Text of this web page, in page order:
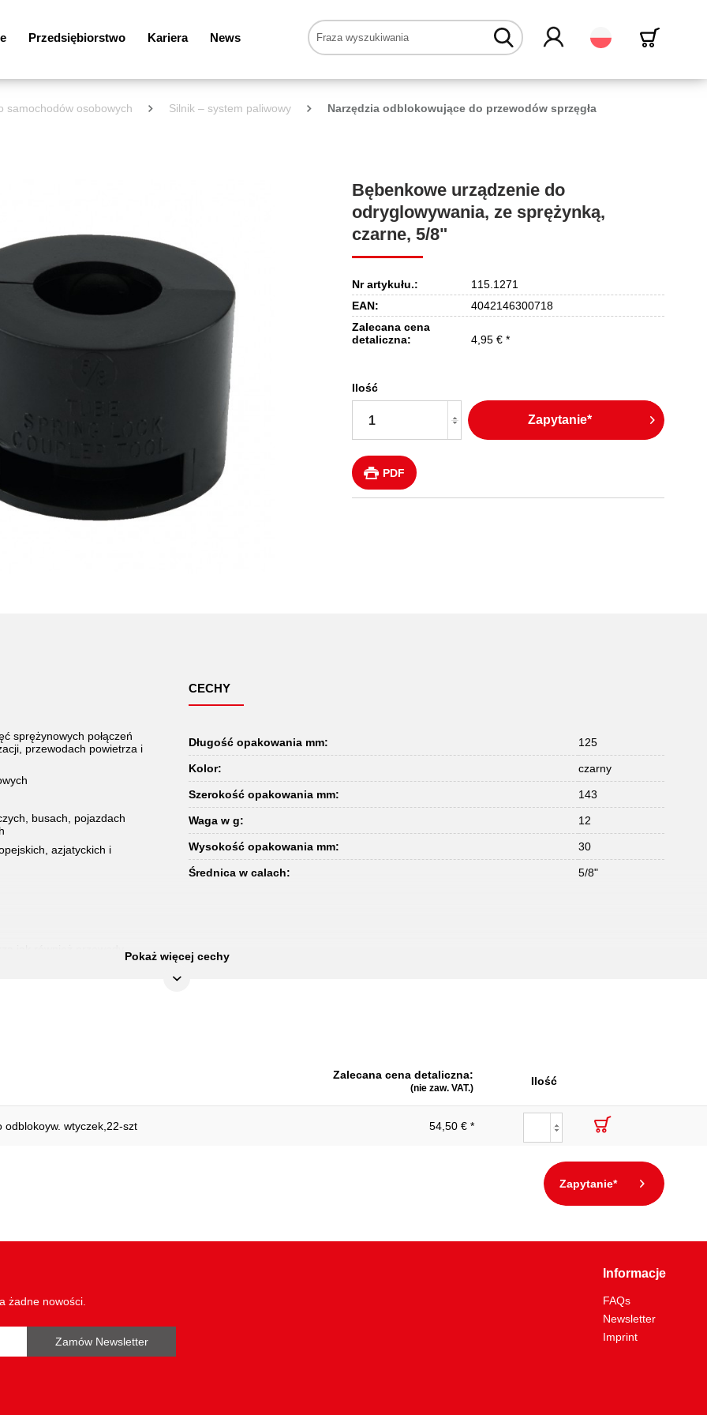
Przedsiębiorstwo Kariera News Polski
samochodów osobowych Silnik – system paliwowy Narzędzia odblokowujące do przewodów sprzęgła
Bębenkowe urządzenie do
odryglowywania, ze sprężynką,
czarne, 5/8"
Nr artykułu.:
115.1271
EAN:
4042146300718
Zalecana cena
detaliczna:
4,95 € *
Ilość
Zapytanie*
PDF
sprężynowych połączeń
przewodach powietrza i
busach, pojazdach
azjatyckich i
CECHY
Długość opakowania mm: 125
Kolor: czarny
Szerokość opakowania mm: 143
Waga w g: 12
Wysokość opakowania mm: 30
Średnica w calach: 5/8"
Pokaż więcej cechy
Zalecana cena detaliczna:
(nie zaw. VAT.)
Ilość
odblokoyw. wtyczek,22-szt 54,50 € *
Zapytanie*
żadne nowości.
Zamów Newsletter
Informacje
FAQs
Newsletter
Imprint